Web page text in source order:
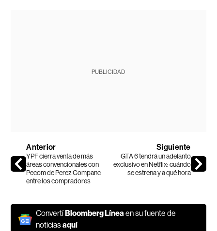
PUBLICIDAD
Anterior
YPF cierra venta de más
áreas convencionales con
Pecom de Perez Companc
entre los compradores
Siguiente
GTA 6 tendrá un adelanto
exclusivo en Netflix: cuándo
se estrena y a qué hora
Convertí Bloomberg Líneaen su fuente de
noticiasaquí